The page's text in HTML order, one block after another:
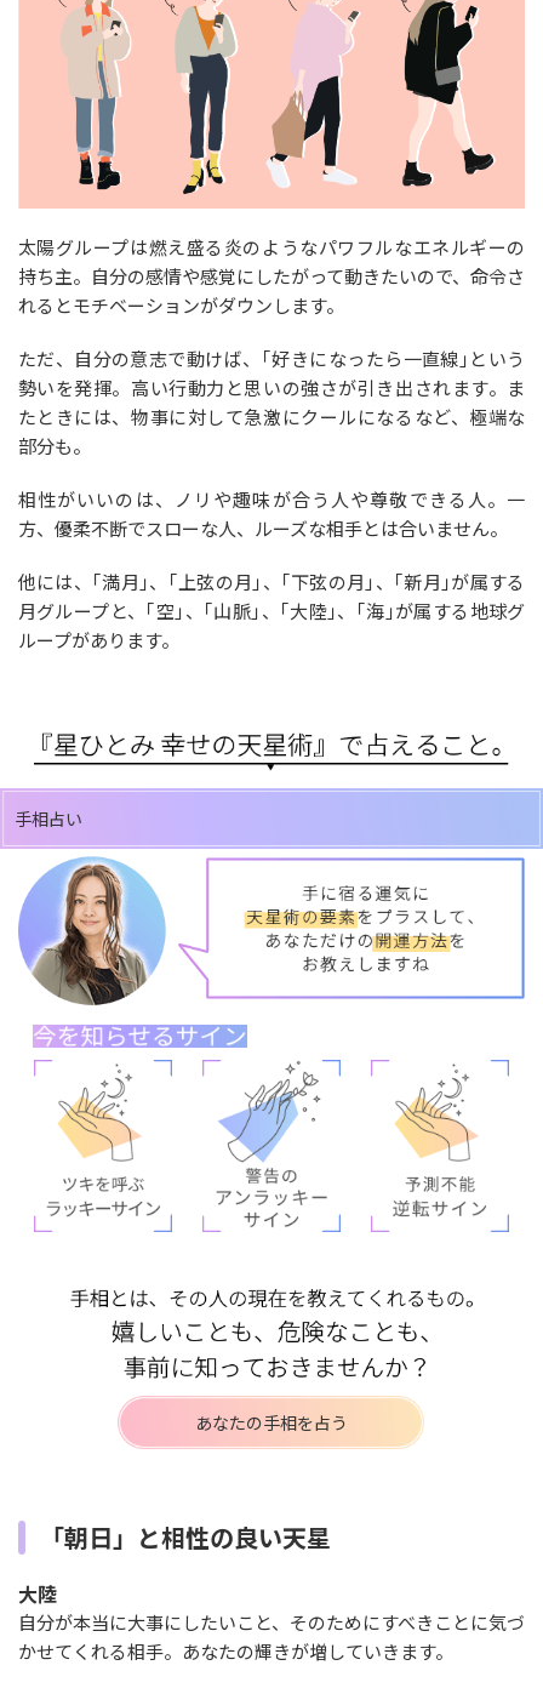
太陽グループは燃え盛る炎のようなパワフルなエネルギーの
持ち主。自分の感情や感覚にしたがって動きたいので、命令さ
れるとモチベーションがダウンします。
ただ、自分の意志で動けば、｢好きになったら一直線｣という
勢いを発揮。高い行動力と思いの強さが引き出されます。ま
たときには、物事に対して急激にクールになるなど、極端な
部分も。
相性がいいのは、ノリや趣味が合う人や尊敬できる人。一
方、優柔不断でスローな人、ルーズな相手とは合いません。
他には、｢満月｣、｢上弦の月｣、｢下弦の月｣、｢新月｣が属する
月グループと、｢空｣、｢山脈｣、｢大陸｣、｢海｣が属する地球グ
ループがあります。
手相占い
あなたの手相を占う
「朝日」と相性の良い天星
大陸
自分が本当に大事にしたいこと、そのためにすべきことに気づ
かせてくれる相手。あなたの輝きが増していきます。